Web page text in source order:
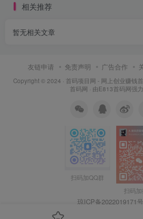
相关推荐
暂无相关文章
友链申请 免责声明 广告合作
Copyright © 2024 · 首码项目网 - 网上创业赚钱
首码网 · 由E813首码网强
扫码加QQ群
扫码
琼ICP备2022019171号